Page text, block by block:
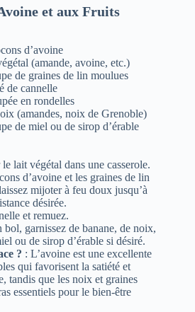
et aux Fruits
d’avoine
(amande, avoine, etc.)
de graines de lin moulues
de cannelle
en rondelles
(amandes, noix de Grenoble)
de miel ou de sirop d’érable
lait végétal dans une casserole.
d’avoine et les graines de lin
mijoter à feu doux jusqu’à
désirée.
et remuez.
bol, garnissez de banane, de noix,
ou de sirop d’érable si désiré.
? : L’avoine est une excellente
qui favorisent la satiété et
tandis que les noix et graines
essentiels pour le bien-être